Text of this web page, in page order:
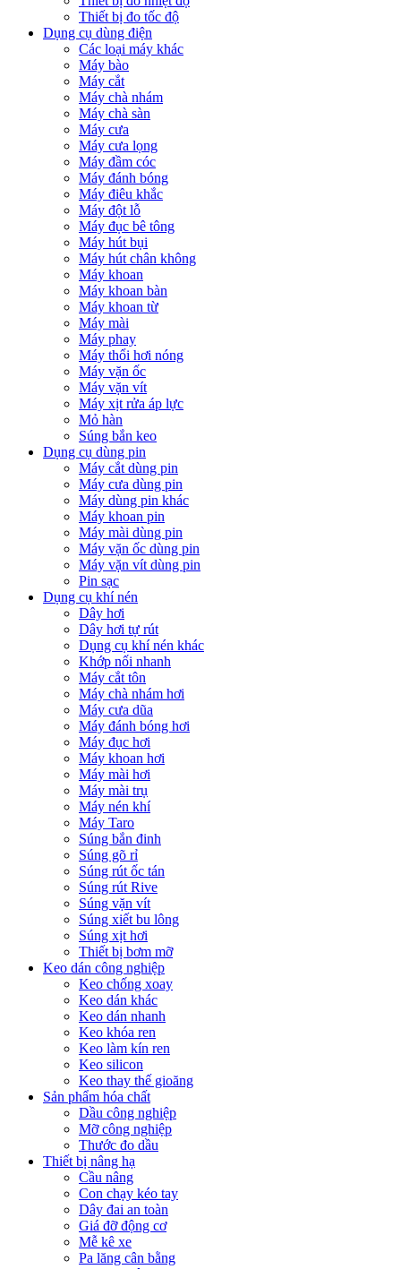
Thiết bị đo tốc độ
Dụng cụ dùng điện
Các loại máy khác
Máy bào
Máy cắt
Máy chà nhám
Máy chà sàn
Máy cưa
Máy cưa lọng
Máy đầm cóc
Máy đánh bóng
Máy điêu khắc
Máy đột lỗ
Máy đục bê tông
Máy hút bụi
Máy hút chân không
Máy khoan
Máy khoan bàn
Máy khoan từ
Máy mài
Máy phay
Máy thổi hơi nóng
Máy vặn ốc
Máy vặn vít
Máy xịt rửa áp lực
Mỏ hàn
Súng bắn keo
Dụng cụ dùng pin
Máy cắt dùng pin
Máy cưa dùng pin
Máy dùng pin khác
Máy khoan pin
Máy mài dùng pin
Máy vặn ốc dùng pin
Máy vặn vít dùng pin
Pin sạc
Dụng cụ khí nén
Dây hơi
Dây hơi tự rút
Dụng cụ khí nén khác
Khớp nối nhanh
Máy cắt tôn
Máy chà nhám hơi
Máy cưa dũa
Máy đánh bóng hơi
Máy đục hơi
Máy khoan hơi
Máy mài hơi
Máy mài trụ
Máy nén khí
Máy Taro
Súng bắn đinh
Súng gõ rỉ
Súng rút ốc tán
Súng rút Rive
Súng vặn vít
Súng xiết bu lông
Súng xịt hơi
Thiết bị bơm mỡ
Keo dán công nghiệp
Keo chống xoay
Keo dán khác
Keo dán nhanh
Keo khóa ren
Keo làm kín ren
Keo silicon
Keo thay thế gioăng
Sản phẩm hóa chất
Dầu công nghiệp
Mỡ công nghiệp
Thước đo dầu
Thiết bị nâng hạ
Cầu nâng
Con chạy kéo tay
Dây đai an toàn
Giá đỡ động cơ
Mễ kê xe
Pa lăng cân bằng